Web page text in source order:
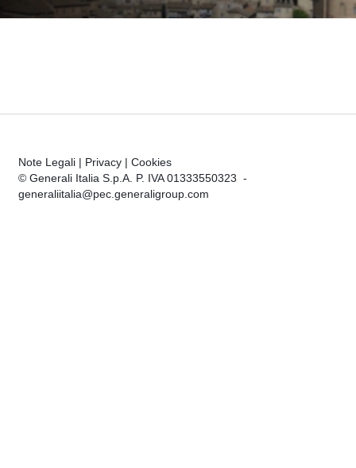
Note Legali | Privacy | Cookies
© Generali Italia S.p.A. P. IVA 01333550323 -
generaliitalia@pec.generaligroup.com